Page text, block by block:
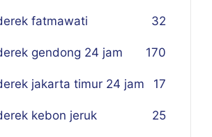
fatmawati 32
gendong 24 jam 170
jakarta timur 24 jam 17
kebon jeruk 25